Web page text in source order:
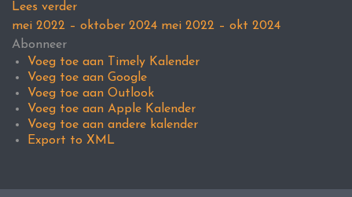
Lees verder
mei 2022 – oktober 2024 mei 2022 – okt 2024
Abonneer
Voeg toe aan Timely Kalender
Voeg toe aan Google
Voeg toe aan Outlook
Voeg toe aan Apple Kalender
Voeg toe aan andere kalender
Export to XML